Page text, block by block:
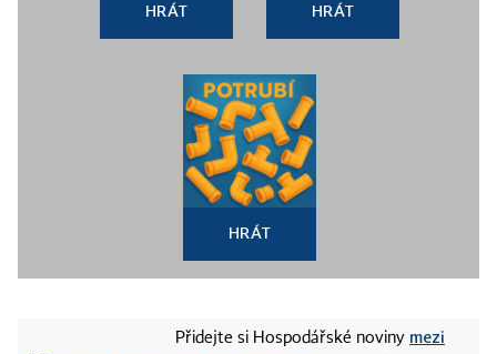
HRÁT HRÁT
HRÁT
Přidejte si Hospodářské noviny mezi